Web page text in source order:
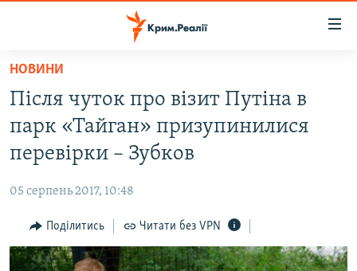
Перейти
основного
матеріалу
Перейти
до
основної
навігації
Перейти
до
пошуку
ВОДА.КРИМ
ВІДЕО ТА ФОТО
БЛОГИ
ПОГЛЯД
ІНТЕРВ'Ю
НОВИНИ
Після чуток про візит Путіна в
парк «Тайган» призупинилися
перевірки – Зубков
05 серпень 2017, 10:48
Поділитись Читати без VPN